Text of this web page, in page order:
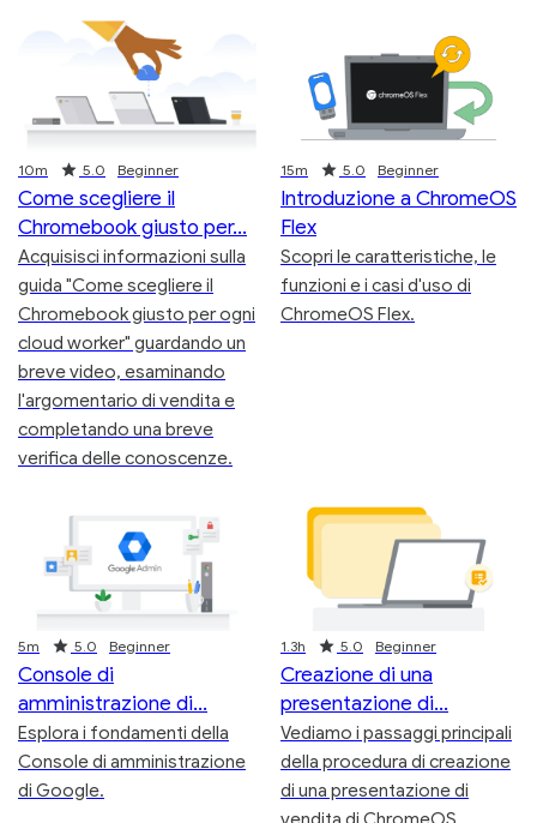
Come scegliere il
Chromebook giusto per
Acquisisci informazioni sulla
guida "Come scegliere il
Chromebook giusto per ogni
cloud worker" guardando un
breve video, esaminando
l'argomentario di vendita e
completando una breve
verifica delle conoscenze.
Duration
10m
Rating 5.0 Beginner
Introduzione a ChromeOS
Flex
Scopri le caratteristiche, le
funzioni e i casi d'uso di
ChromeOS Flex.
Duration 15m
Rating 5.0 Beginner
Console di
amministrazione di
Esplora i fondamenti della
Console di amministrazione
di Google.
Duration
5m
Rating 5.0 Beginner
Creazione di una
presentazione di
Vediamo i passaggi principali
della procedura di creazione
di una presentazione di
Duration 1.3h
Rating 5.0 Beginner